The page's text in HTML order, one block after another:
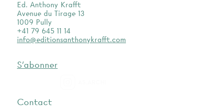
Ed. Anthony Krafft
Avenue du Tirage 13
1009 Pully
+41 79 645 11 14
info@editionsanthonykrafft.com
S'abonner
Contact